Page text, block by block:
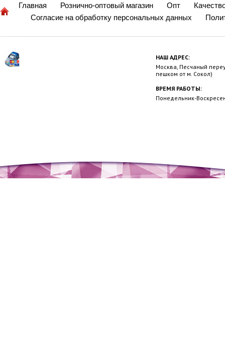
Главная Рознично-оптовый магазин Опт
Согласие на обработку персональных данных
НАШ АДРЕС:
Москва, Песчаный
пешком от м. Сокол)
ВРЕМЯ РАБОТЫ:
Понедельник-